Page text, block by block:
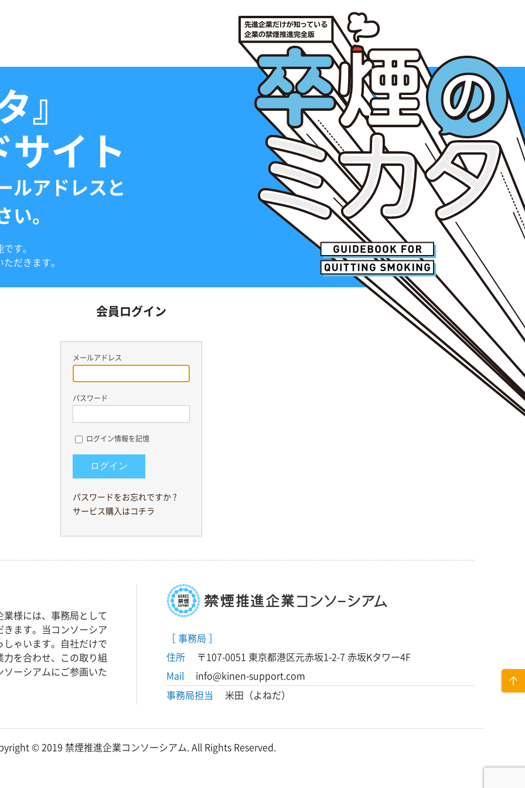
』
サイト
ルアドレスと
い。
す。
だきます。
会員ログイン
メールアドレス
パスワード
ログイン情報を記憶
パスワードをお忘れですか ?
サービス購入はコチラ
様には、事務局として
ます。当コンソーシア
しゃいます。自社だけで
を合わせ、この取り組
ソーシアムにご参画いた
［ 事務局 ］
住所
〒107-0051 東京都港区元赤坂1-2-7 赤坂Kタワー4F
Mail
info@kinen-support.com
事務局担当 米田（よねだ）
© 2019 禁煙推進企業コンソーシアム. All Rights Reserved.